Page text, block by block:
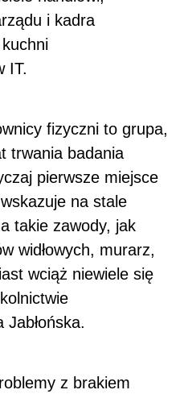
i kadra
IT.
fizyczni to grupa,
trwania badania
pierwsze miejsce
na stale
takie zawody, jak
widłowych, murarz,
wciąż niewiele się
z brakiem